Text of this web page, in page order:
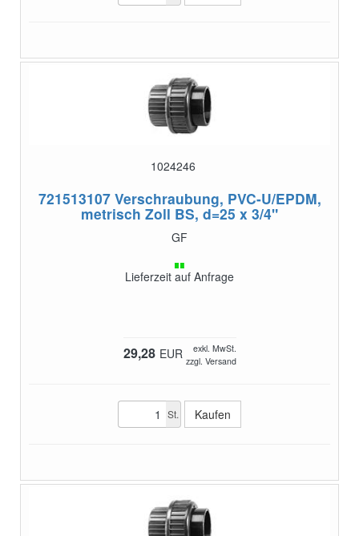
1024246
721513107 Verschraubung, PVC-U/EPDM,
metrisch Zoll BS, d=25 x 3/4"
GF
Lieferzeit auf Anfrage
29,28 EUR
exkl. MwSt.
zzgl. Versand
St.